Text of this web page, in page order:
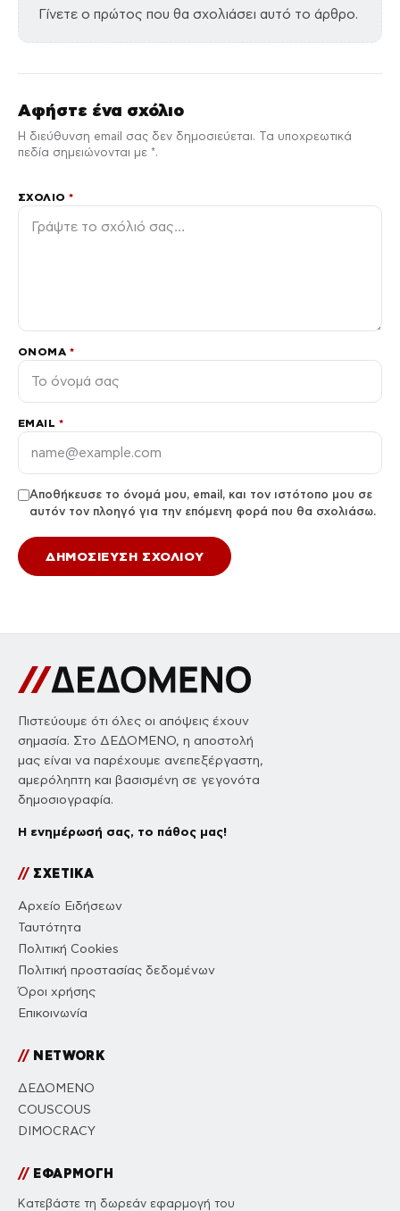
Γίνετε ο πρώτος που θα σχολιάσει αυτό το άρθρο.
Αφήστε ένα σχόλιο
Η διεύθυνση email σας δεν δημοσιεύεται. Τα υποχρεωτικά
πεδία σημειώνονται με *.
ΣΧΌΛΙΟ*
ΌΝΟΜΑ *
EMAIL *
Αποθήκευσε το όνομά μου, email, και τον ιστότοπο μου σε
αυτόν τον πλοηγό για την επόμενη φορά που θα σχολιάσω.
Πιστεύουμε ότι όλες οι απόψεις έχουν
σημασία. Στο ΔΕΔΟΜΕΝΟ, η αποστολή
μας είναι να παρέχουμε ανεπεξέργαστη,
αμερόληπτη και βασισμένη σε γεγονότα
δημοσιογραφία.
Η ενημέρωσή σας, το πάθος μας!
//ΣΧΕΤΙΚΑ
Αρχείο Ειδήσεων
Ταυτότητα
Πολιτική Cookies
Πολιτική προστασίας δεδομένων
Όροι χρήσης
Επικοινωνία
//NETWORK
ΔΕΔΟΜΕΝΟ
COUSCOUS
DIMOCRACY
//ΕΦΑΡΜΟΓΗ
Κατεβάστε τη δωρεάν εφαρμογή του